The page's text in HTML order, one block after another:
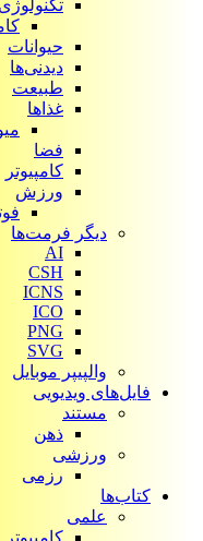
تکنولوژی
حیوانات
دیدنی‌ها
طبیعت
غذاها
فضا
کامپیوتر
ورزش
دیگر فرمت‌ها
AI
CSH
ICNS
ICO
PNG
SVG
والپیپر موبایل
فایل‌های ویدیویی
مستند
ذهن
ورزشی
رزمی
کتاب‌ها
علمی